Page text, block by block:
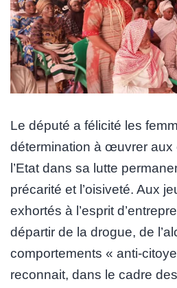
Le député a félicité les
détermination à œuvrer aux
l’Etat dans sa lutte
précarité et l’oisiveté. Aux
exhortés à l’esprit
départir de la drogue, de
comportements « anti-
reconnait, dans le cadre